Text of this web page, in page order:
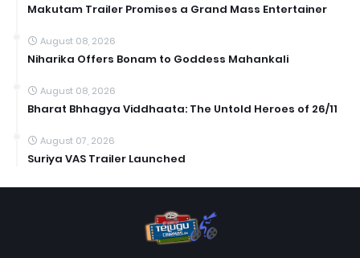
Makutam Trailer Promises a Grand Mass Entertainer
August 08, 2026
Niharika Offers Bonam to Goddess Mahankali
August 08, 2026
Bharat Bhhagya Viddhaata: The Untold Heroes of 26/11
August 07, 2026
Suriya VAS Trailer Launched